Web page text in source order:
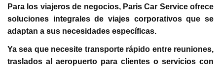
Para los viajeros de negocios, Paris Car Service ofrece
soluciones integrales de viajes corporativos que se
adaptan a sus necesidades específicas.
Ya sea que necesite transporte rápido entre reuniones,
traslados al aeropuerto para clientes o servicios con